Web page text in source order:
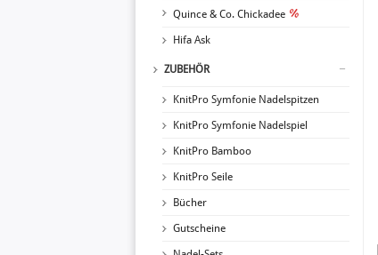
Quince & Co. Chickadee
Hifa Ask
ZUBEHÖR
KnitPro Symfonie Nadelspitzen
KnitPro Symfonie Nadelspiel
KnitPro Bamboo
KnitPro Seile
Bücher
Gutscheine